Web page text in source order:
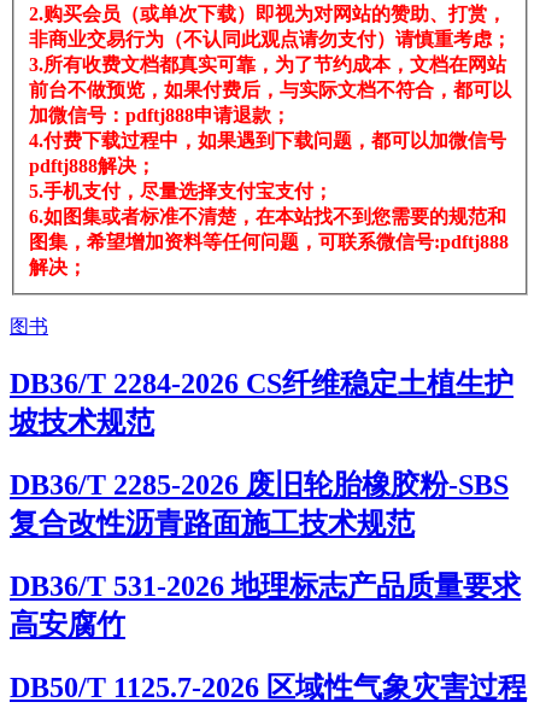
2.购买会员（或单次下载）即视为对网站的赞助、打赏，
非商业交易行为（不认同此观点请勿支付）请慎重考虑；
3.所有收费文档都真实可靠，为了节约成本，文档在网站
前台不做预览，如果付费后，与实际文档不符合，都可以
加微信号：pdftj888申请退款；
4.付费下载过程中，如果遇到下载问题，都可以加微信号
pdftj888解决；
5.手机支付，尽量选择支付宝支付；
6.如图集或者标准不清楚，在本站找不到您需要的规范和
图集，希望增加资料等任何问题，可联系微信号:pdftj888
解决；
图书
DB36/T 2284-2026 CS纤维稳定土植生护
坡技术规范
DB36/T 2285-2026 废旧轮胎橡胶粉-SBS
复合改性沥青路面施工技术规范
DB36/T 531-2026 地理标志产品质量要求
高安腐竹
DB50/T 1125.7-2026 区域性气象灾害过程